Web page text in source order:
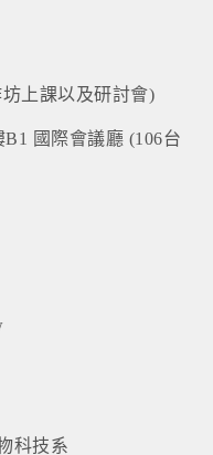
上課以及研討會)
國際會議廳 (106台
科技系